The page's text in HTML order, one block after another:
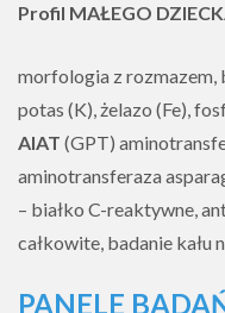
Profil MAŁEGO
morfologia z rozmazem,
potas (K), żelazo (Fe),
AlAT (GPT)
aminotransferaza
– białko C-reaktywne,
całkowite, badanie kału
PANELE